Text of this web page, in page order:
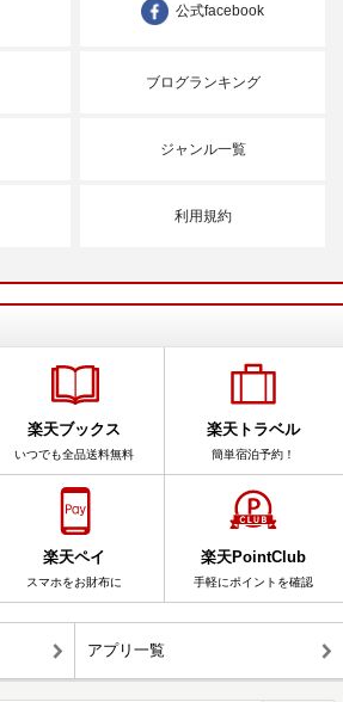
公式facebook
ブログランキング
ジャンル一覧
利用規約
楽天ブックス
いつでも全品送料無料
楽天トラベル
簡単宿泊予約！
楽天ペイ
スマホをお財布に
楽天PointClub
手軽にポイントを確認
アプリ一覧